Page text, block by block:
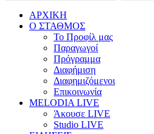
ΑΡΧΙΚΗ
Ο ΣΤΑΘΜΟΣ
Το Προφίλ μας
Παραγωγοί
Πρόγραμμα
Διαφήμιση
Διαφημιζόμενοι
Επικοινωνία
MELODIA LIVE
Άκουσε LIVE
Studio LIVE